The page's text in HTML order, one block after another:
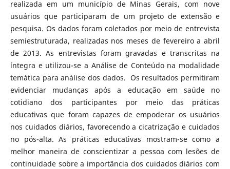
realizada em um município de Minas Gerais, com nove
usuários que participaram de um projeto de extensão e
pesquisa. Os dados foram coletados por meio de entrevista
semiestruturada, realizadas nos meses de fevereiro a abril
de 2013. As entrevistas foram gravadas e transcritas na
íntegra e utilizou-se a Análise de Conteúdo na modalidade
temática para análise dos dados. Os resultados permitiram
evidenciar mudanças após a educação em saúde no
cotidiano dos participantes por meio das práticas
educativas que foram capazes de empoderar os usuários
nos cuidados diários, favorecendo a cicatrização e cuidados
no pós-alta. As práticas educativas mostram-se como a
melhor maneira de conscientizar a pessoa com lesões de
continuidade sobre a importância dos cuidados diários com